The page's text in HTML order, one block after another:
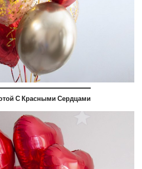
С Красными Сердцами